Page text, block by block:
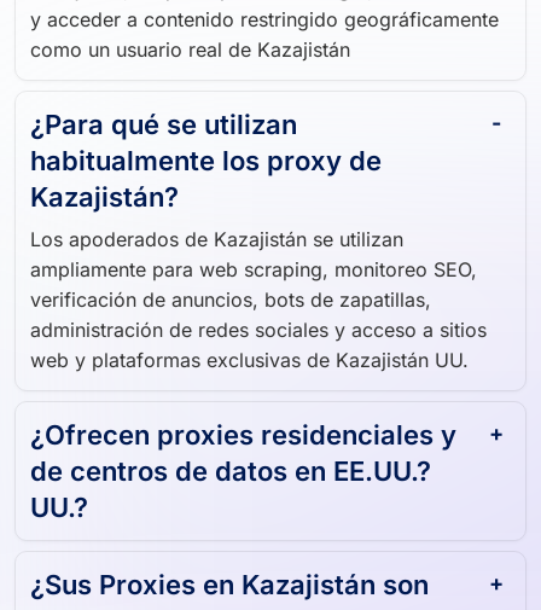
y acceder a contenido restringido geográficamente
como un usuario real de Kazajistán
¿Para qué se utilizan
habitualmente los proxy de
Kazajistán?
Los apoderados de Kazajistán se utilizan
ampliamente para web scraping, monitoreo SEO,
verificación de anuncios, bots de zapatillas,
administración de redes sociales y acceso a sitios
web y plataformas exclusivas de Kazajistán UU.
¿Ofrecen proxies residenciales y
de centros de datos en EE.UU.?
UU.?
¿Sus Proxies en Kazajistán son